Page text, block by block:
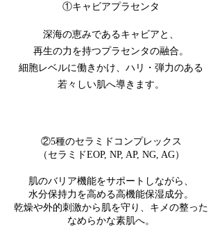
①キャビアプラセンタ
深海の恵みであるキャビアと、
再生の力を持つプラセンタの融合。
細胞レベルに働きかけ、ハリ・弾力のある
若々しい肌へ導きます。
②5種のセラミドコンプレックス
（セラミドEOP, NP, AP, NG, AG）
肌のバリア機能をサポートしながら、
水分保持力を高める高機能保湿成分。
乾燥や外的刺激から肌を守り、キメの整った
なめらかな素肌へ。